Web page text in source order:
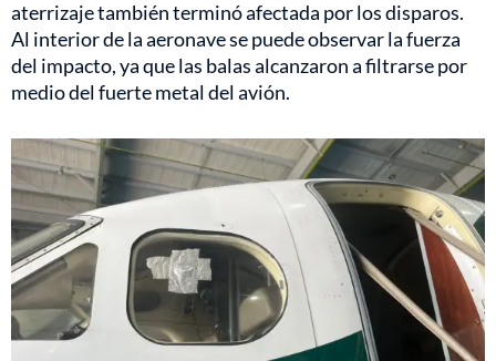
aterrizaje también terminó afectada por los disparos.
Al interior de la aeronave se puede observar la fuerza
del impacto, ya que las balas alcanzaron a filtrarse por
medio del fuerte metal del avión.